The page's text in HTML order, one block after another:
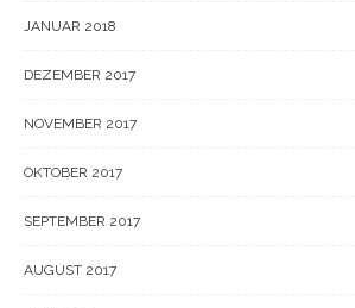
JANUAR 2018
DEZEMBER 2017
NOVEMBER 2017
OKTOBER 2017
SEPTEMBER 2017
AUGUST 2017